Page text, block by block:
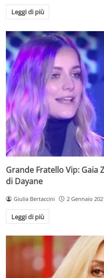
Leggi di più
Grande Fratello Vip: Gaia
di Dayane
Giulia Bertaccini 2 Gennaio
Leggi di più